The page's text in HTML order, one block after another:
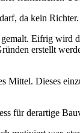
da kein
Eifrig wird
erstellt
Mittel. Dieses
für derartige